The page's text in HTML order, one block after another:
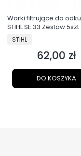
Worki filtrujące do
STIHL SE 33 Zestaw 5szt
PRODUCENT
STIHL
Cena
62,00 zł
DO KOSZYKA